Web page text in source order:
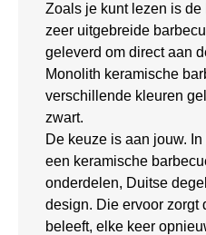
Zoals je kunt lezen is
zeer uitgebreide
geleverd om direct aan
Monolith keramische
verschillende kleuren
zwart.
De keuze is aan jouw.
een keramische
onderdelen, Duitse
design. Die ervoor zorgt
beleeft, elke keer